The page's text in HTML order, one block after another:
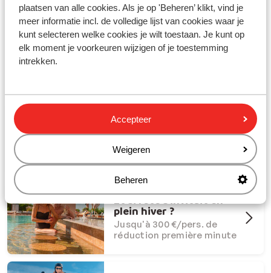
plaatsen van alle cookies. Als je op 'Beheren’ klikt, vind je
meer informatie incl. de volledige lijst van cookies waar je
kunt selecteren welke cookies je wilt toestaan. Je kunt op
elk moment je voorkeuren wijzigen of je toestemming
intrekken.
Accepteer
Weigeren
Beheren
Partez en vacances avec Sunweb !
Offres Dernière Chance
Offres last minute à ne pas
manquer
plein hiver ?
Jusqu'à 300 €/pers. de
réduction première minute